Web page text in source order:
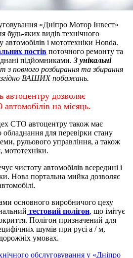
«Дніпро Мотор Інвест»
будь-яких видів технічного
автомобілів і мототехніки Honda.
постів поточного ремонту та
підйомниками. 3 унікальні
з повного розбирання та збирання
згідно ВАШИХ побажань.
автоцентру дозволяє
на місяць.
СТО автоцентру також має
обладнання для перевірки стану
рульового управління, а також
мототехніки.
чистоту автомобілів всередині і
Нова портальна мийка дозволяє
основного виробничого цеху
тестовий полігон, що імітує
Полігон призначений для
шумів при русі а / м,
умовах.
обслуговування у «Дніпро